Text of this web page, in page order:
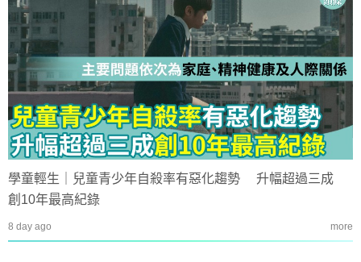
學童輕生｜兒童青少年自殺率有惡化趨勢 升幅超過三成
創10年最高紀錄
8 day ago more